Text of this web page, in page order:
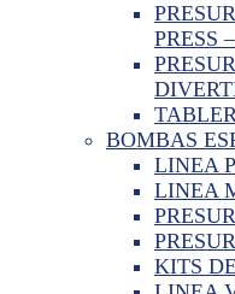
PRESS
BOMBAS
LINEA
LINEA
KITS